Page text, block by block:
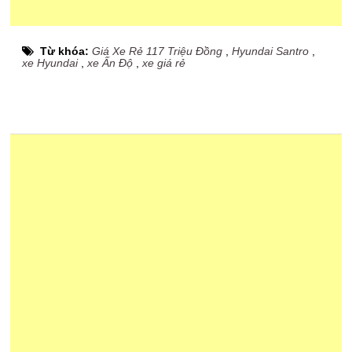
Từ khóa:Giá Xe Rẻ 117 Triệu Đồng ,Hyundai Santro
xe Hyundai,xe Ấn Độ ,xe giá rẻ